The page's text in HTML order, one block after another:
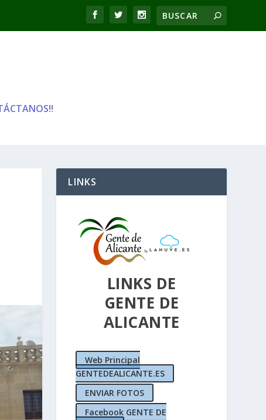
LINKS
LINKS DE
GENTE DE
ALICANTE
Web Principal
GENTEDEALICANTE.ES
ENVIAR FOTOS
Facebook GENTE DE